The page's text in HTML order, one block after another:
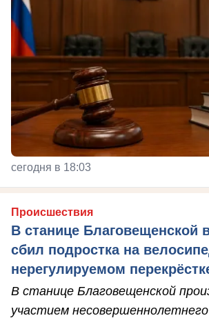
сегодня в 18:03
Происшествия
В станице Благовещенской
сбил подростка на
нерегулируемом
В станице Благовещенской
участием несовершеннолетнего